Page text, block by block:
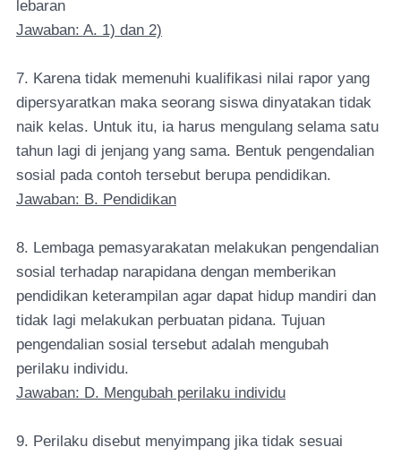
lebaran
Jawaban: A. 1) dan 2)
7. Karena tidak memenuhi kualifikasi nilai rapor yang
dipersyaratkan maka seorang siswa dinyatakan tidak
naik kelas. Untuk itu, ia harus mengulang selama satu
tahun lagi di jenjang yang sama. Bentuk pengendalian
sosial pada contoh tersebut berupa pendidikan.
Jawaban: B. Pendidikan
8. Lembaga pemasyarakatan melakukan pengendalian
sosial terhadap narapidana dengan memberikan
pendidikan keterampilan agar dapat hidup mandiri dan
tidak lagi melakukan perbuatan pidana. Tujuan
pengendalian sosial tersebut adalah mengubah
perilaku individu.
Jawaban: D. Mengubah perilaku individu
9. Perilaku disebut menyimpang jika tidak sesuai